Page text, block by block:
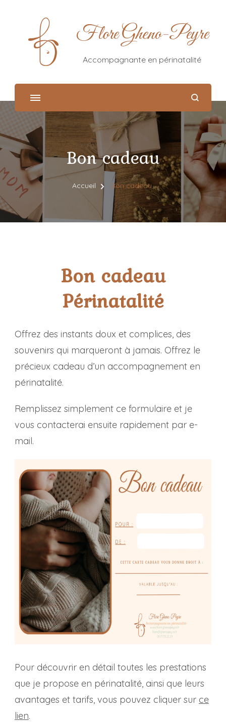
Flore Gheno-Peyre
Accompagnante en périnatalité
Bon cadeau
Accueil Bon cadeau
Bon cadeau
Périnatalité
Offrez des instants doux et complices, des
souvenirs qui marqueront à jamais. Offrez le
précieux cadeau d’un accompagnement en
périnatalité.
Remplissez simplement ce formulaire et je
vous contacterai ensuite rapidement par e-
mail.
Pour découvrir en détail toutes les prestations
que je propose en périnatalité, ainsi que leurs
avantages et tarifs, vous pouvez cliquer sur ce
lien.